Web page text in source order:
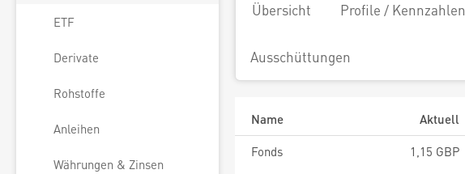
ETF
Derivate
Rohstoffe
Anleihen
Währungen & Zinsen
Übersicht Profile / Kennzahlen
Ausschüttungen
Name Aktuell
Fonds
1,15 GBP